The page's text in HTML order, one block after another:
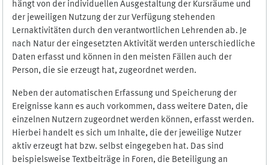
hängt von der individuellen Ausgestaltung der Kursräume und
der jeweiligen Nutzung der zur Verfügung stehenden
Lernaktivitäten durch den verantwortlichen Lehrenden ab. Je
nach Natur der eingesetzten Aktivität werden unterschiedliche
Daten erfasst und können in den meisten Fällen auch der
Person, die sie erzeugt hat, zugeordnet werden.
Neben der automatischen Erfassung und Speicherung der
Ereignisse kann es auch vorkommen, dass weitere Daten, die
einzelnen Nutzern zugeordnet werden können, erfasst werden.
Hierbei handelt es sich um Inhalte, die der jeweilige Nutzer
aktiv erzeugt hat bzw. selbst eingegeben hat. Das sind
beispielsweise Textbeiträge in Foren, die Beteiligung an